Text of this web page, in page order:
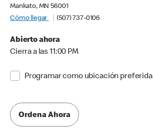
Mankato, MN 56001
Cómo llegar
(507) 737-0106
Abierto ahora
Cierra a las 11:00 PM
Programar como ubicación preferida
Ordena Ahora